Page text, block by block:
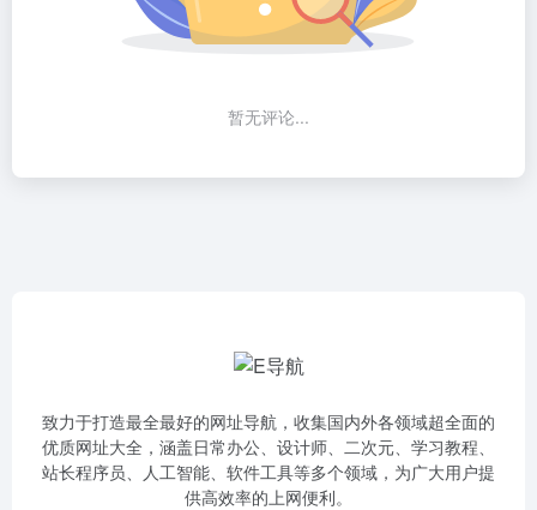
暂无评论...
致力于打造最全最好的网址导航，收集国内外各领域超全面的
优质网址大全，涵盖日常办公、设计师、二次元、学习教程、
站长程序员、人工智能、软件工具等多个领域，为广大用户提
供高效率的上网便利。